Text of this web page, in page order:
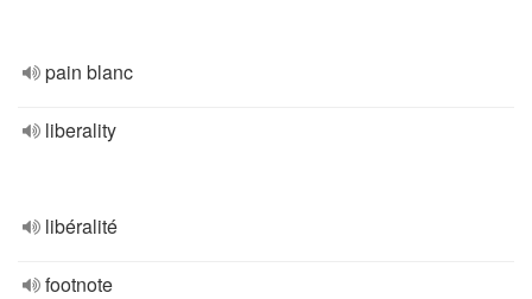
pain blanc
liberality
libéralité
footnote